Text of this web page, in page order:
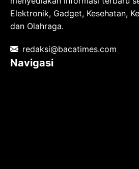
Elektronik, Gadget, Kesehatan,
dan Olahraga.
redaksi@bacatimes.com
Navigasi